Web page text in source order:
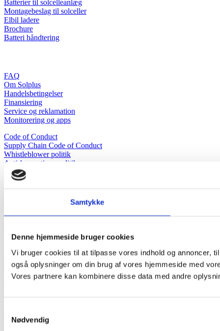
Samtykke
Denne hjemmeside bruger cookies
Vi bruger cookies til at tilpasse vores indhold og annoncer,
også oplysninger om din brug af vores hjemmeside med
Vores partnere kan kombinere disse data med andre
Nødvendig
Batterier til solcelleanlæg
Montagebeslag til solceller
Elbil ladere
Brochure
Batteri håndtering
FAQ
Om Solplus
Handelsbetingelser
Finansiering
Service og reklamation
Monitorering og apps
Code of Conduct
Supply Chain Code of Conduct
Whistleblower politik
Anti-korruptions politik
Solplus A/S
Tlf.70 70 72 32
E-mailpost@solplus.dk